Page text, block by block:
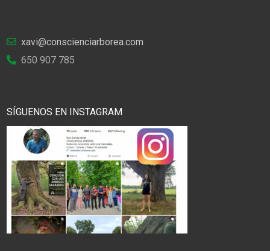
xavi@conscienciarborea.com
650 907 785
SÍGUENOS EN INSTAGRAM